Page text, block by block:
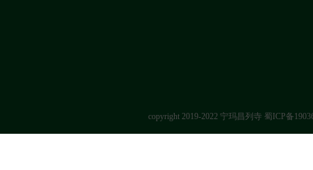
copyright 2019-2022 宁玛昌列寺 蜀ICP备